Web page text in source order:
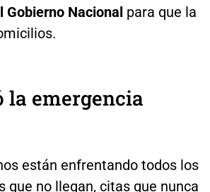
Gobierno Nacional para que la
la emergencia
están enfrentando todos los
que no llegan, citas que nunca